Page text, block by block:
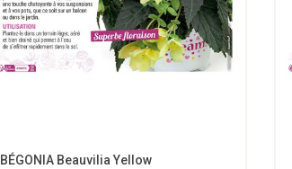
BÉGONIA Beauvilia Yellow